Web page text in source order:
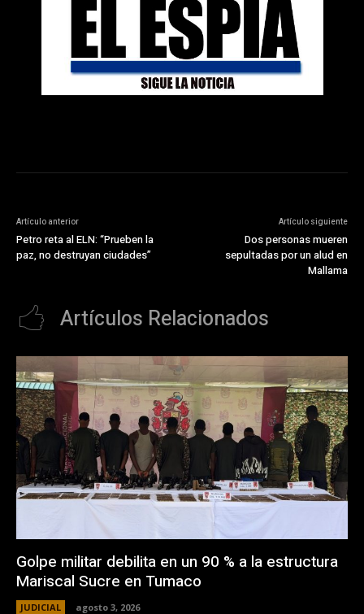
Artículo anterior
Petro reta al ELN: “Prueben la
paz, no destruyan ciudades”
Artículo siguiente
Dos personas mueren
sepultadas por un alud en
Mallama
Artículos Relacionados
Golpe militar debilita en un 90 % a la estructura
Mariscal Sucre en Tumaco
JUDICIAL agosto 3, 2026